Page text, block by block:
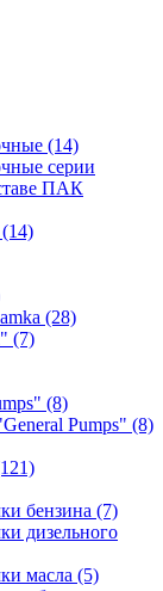
(14)
серии
ПАК
(28)
(7)
(8)
Pumps" (8)
бензина (7)
дизельного
масла (5)